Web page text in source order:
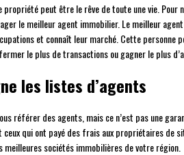
peut être le rêve de toute une vie. Pour
le meilleur agent immobilier. Le meilleur
et connaît leur marché. Cette personne
le plus de transactions ou gagner le plus
les listes d’agents
référer des agents, mais ce n’est pas une
qui ont payé des frais aux propriétaires de
sociétés immobilières de votre région.